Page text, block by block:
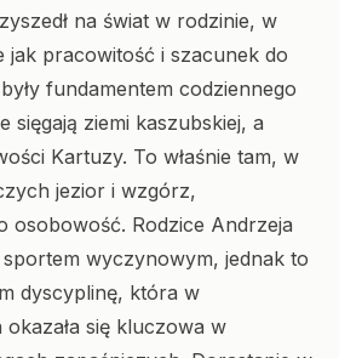
na świat w rodzinie, w
jak pracowitość i szacunek do
fundamentem codziennego
sięgają ziemi kaszubskiej, a
Kartuzy. To właśnie tam, w
jezior i wzgórz,
osobowość. Rodzice Andrzeja
wyczynowym, jednak to
dyscyplinę, która w
się kluczowa w